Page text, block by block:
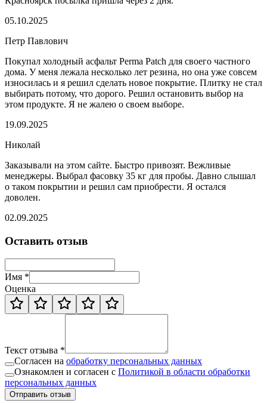
05.10.2025
Петр Павлович
Покупал холодный асфальт Perma Patch для своего частного
дома. У меня лежала несколько лет резина, но она уже совсем
износилась и я решил сделать новое покрытие. Плитку не стал
выбирать потому, что дорого. Решил остановить выбор на
этом продукте. Я не жалею о своем выборе.
19.09.2025
Николай
Заказывали на этом сайте. Быстро привозят. Вежливые
менеджеры. Выбрал фасовку 35 кг для пробы. Давно слышал
о таком покрытии и решил сам приобрести. Я остался
доволен.
02.09.2025
Оставить отзыв
Имя *
Оценка
Текст отзыва *
Согласен на обработку персональных данных
Ознакомлен и согласен с Политикой в области обработки
персональных данных
Отправить отзыв